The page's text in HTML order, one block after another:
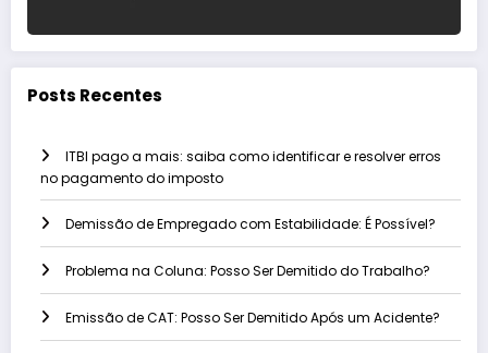
Posts Recentes
ITBI pago a mais: saiba como identificar e resolver erros
no pagamento do imposto
Demissão de Empregado com Estabilidade: É Possível?
Problema na Coluna: Posso Ser Demitido do Trabalho?
Emissão de CAT: Posso Ser Demitido Após um Acidente?